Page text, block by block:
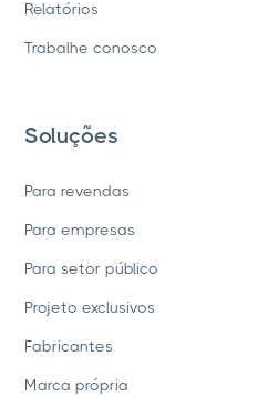
Relatórios
Trabalhe conosco
Soluções
Para revendas
Para empresas
Para setor público
Projeto exclusivos
Fabricantes
Marca própria